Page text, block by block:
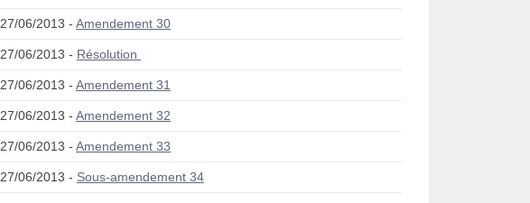
27/06/2013 - Amendement 30
27/06/2013 - Résolution
27/06/2013 - Amendement 31
27/06/2013 - Amendement 32
27/06/2013 - Amendement 33
27/06/2013 - Sous-amendement 34